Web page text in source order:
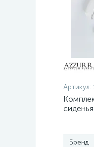
Артикул:
Бренд